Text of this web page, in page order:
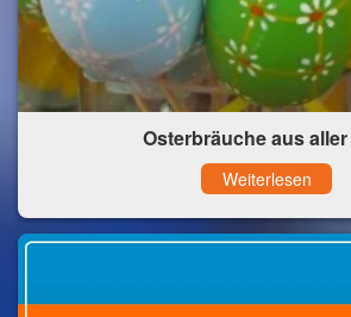
Osterbräuche aus aller
Weiterlesen